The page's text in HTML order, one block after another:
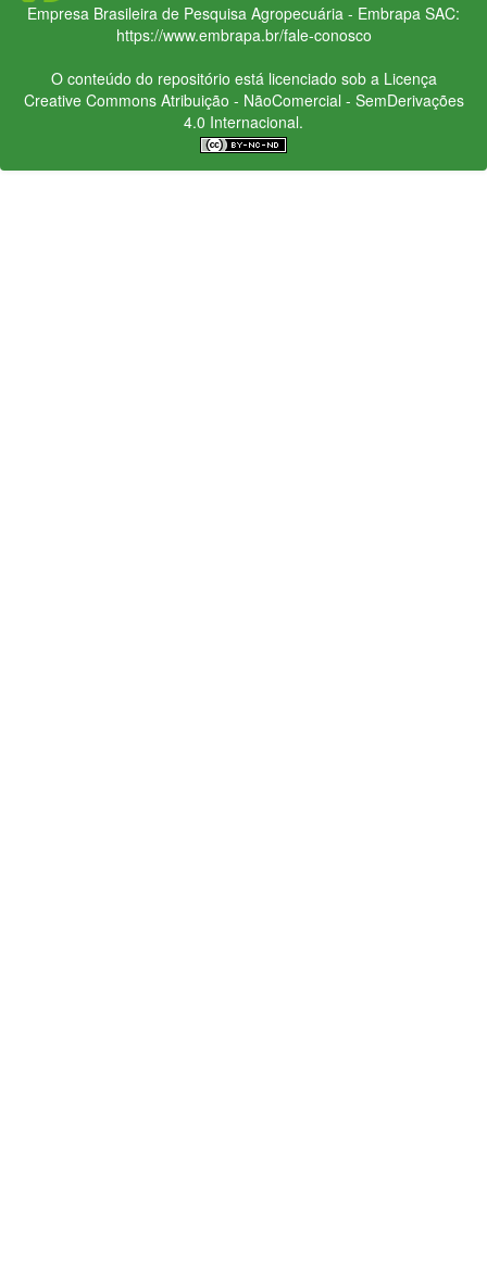
Empresa Brasileira de Pesquisa Agropecuária - Embrapa SAC:
https://www.embrapa.br/fale-conosco
O conteúdo do repositório está licenciado sob a Licença
Creative CommonsAtribuição - NãoComercial - SemDerivações
4.0 Internacional.